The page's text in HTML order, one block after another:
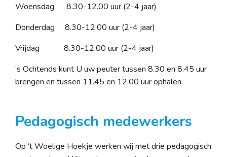
Woensdag 8.30-12.00 uur (2-4 jaar)
Donderdag 8.30-12.00 uur (2-4 jaar)
Vrijdag 8.30-12.00 uur (2-4 jaar)
’s Ochtends kunt U uw peuter tussen 8.30 en 8.45 uur
brengen en tussen 11.45 en 12.00 uur ophalen.
Pedagogisch medewerkers
Op ‘t Woelige Hoekje werken wij met drie pedagogisch